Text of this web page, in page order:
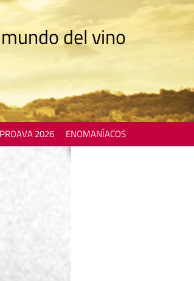
del vino
PROAVA 2026 ENOMANÍACOS